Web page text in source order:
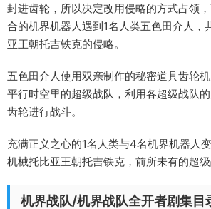
封进齿轮，所以决定改用侵略的方式占领
合的机界机器人遇到1名人类五色田介人，
亚王朝托吉铁克的侵略。
五色田介人使用双亲制作的秘密道具齿轮
平行时空里的超级战队，利用各超级战队
齿轮进行战斗。
充满正义之心的1名人类与4名机界机器人
机械托比亚王朝托吉铁克，前所未有的超级
机界战队/机界战队全开者剧集目